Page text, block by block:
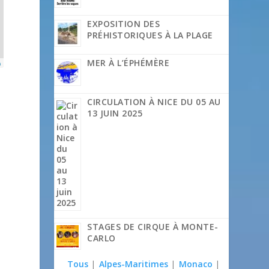
EXPOSITION DES
PRÉHISTORIQUES À LA PLAGE
MER À L’ÉPHÉMÈRE
CIRCULATION À NICE DU 05 AU
13 JUIN 2025
STAGES DE CIRQUE À MONTE-
CARLO
Tous | Alpes-Maritimes | Monaco |